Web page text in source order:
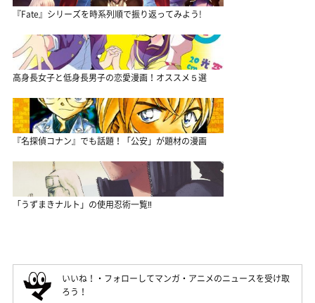
『Fate』シリーズを時系列順で振り返ってみよう!
高身長女子と低身長男子の恋愛漫画！オススメ５選
『名探偵コナン』でも話題！「公安」が題材の漫画
「うずまきナルト」の使用忍術一覧‼
いいね！・フォローしてマンガ・アニメのニュースを受け取
ろう！